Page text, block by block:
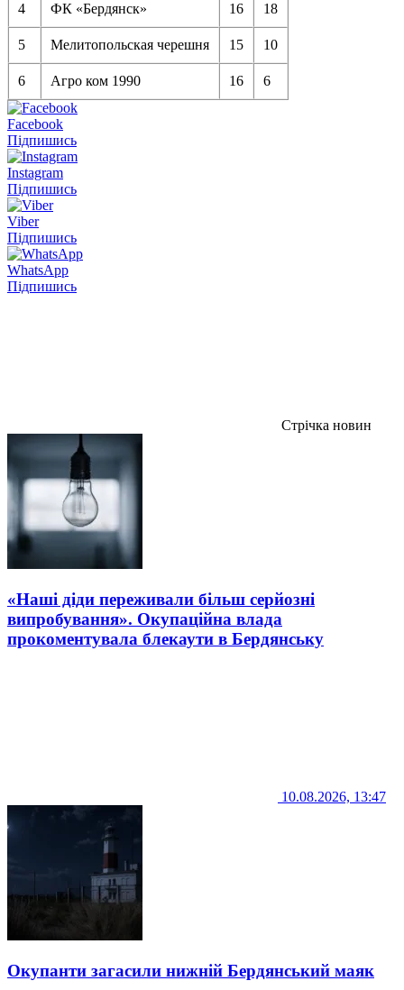
4 ФК «Бердянск» 16 18
5 Мелитопольская черешня 15 10
6 Агро ком 1990 16 6
Facebook
Підпишись
Instagram
Підпишись
Viber
Підпишись
WhatsApp
Підпишись
Стрічка новин
«Наші діди переживали більш серйозні
випробування». Окупаційна влада
прокоментувала блекаути в Бердянську
10.08.2026, 13:47
Окупанти загасили нижній Бердянський маяк